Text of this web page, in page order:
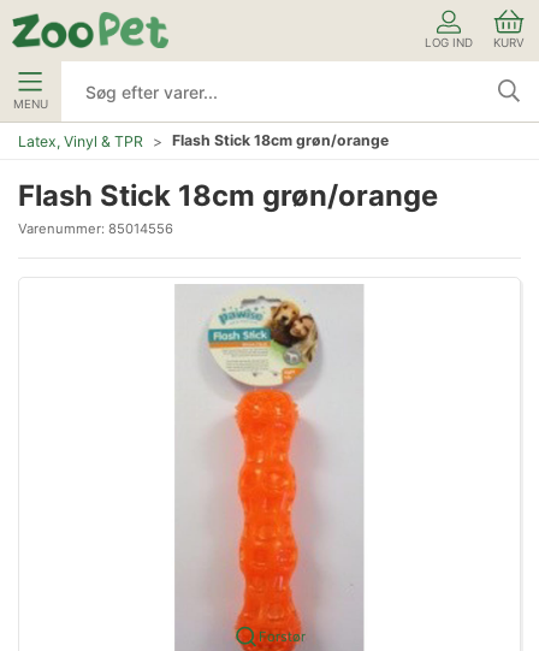
LOG IND KURV
MENU
Latex, Vinyl & TPR Flash Stick 18cm grøn/orange
Flash Stick 18cm grøn/orange
Varenummer: 85014556
Forstør